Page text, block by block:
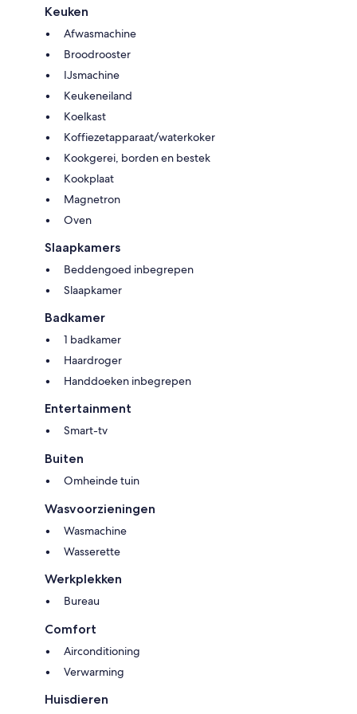
Keuken
Afwasmachine
Broodrooster
IJsmachine
Keukeneiland
Koelkast
Koffiezetapparaat/waterkoker
Kookgerei, borden en bestek
Kookplaat
Magnetron
Oven
Slaapkamers
Beddengoed inbegrepen
Slaapkamer
Badkamer
1 badkamer
Haardroger
Handdoeken inbegrepen
Entertainment
Smart-tv
Buiten
Omheinde tuin
Wasvoorzieningen
Wasmachine
Wasserette
Werkplekken
Bureau
Comfort
Airconditioning
Verwarming
Huisdieren